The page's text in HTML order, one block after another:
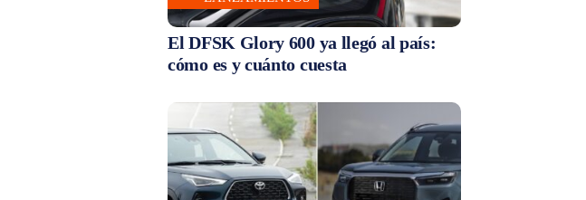
El DFSK Glory 600 ya llegó al país:
cómo es y cuánto cuesta